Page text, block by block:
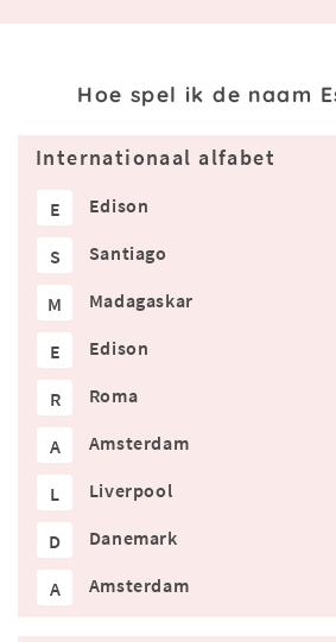
Hoe spel ik de naam
Internationaal alfabet
E Edison
S Santiago
M Madagaskar
E Edison
R Roma
A Amsterdam
L Liverpool
D Danemark
A Amsterdam